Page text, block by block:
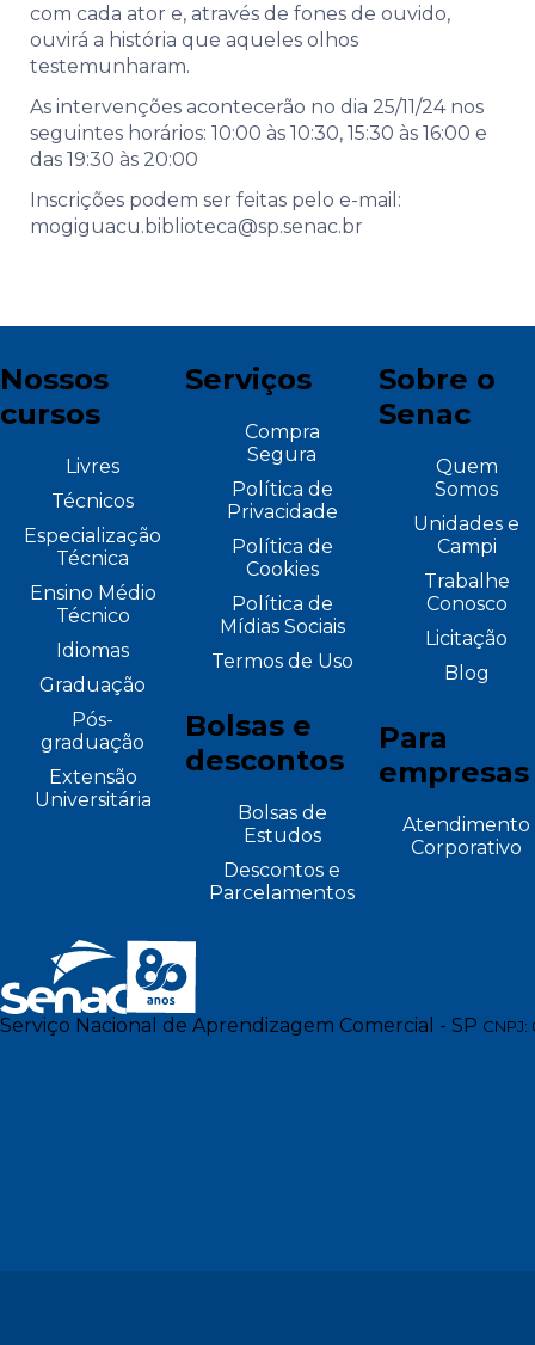
com cada ator e, através de fones de ouvido,
ouvirá a história que aqueles olhos
testemunharam.
As intervenções acontecerão no dia 25/11/24 nos
seguintes horários: 10:00 às 10:30, 15:30 às 16:00 e
das 19:30 às 20:00
Inscrições podem ser feitas pelo e-mail:
mogiguacu.biblioteca@sp.senac.br
Nossos
cursos
Livres
Técnicos
Especialização
Técnica
Ensino Médio
Técnico
Idiomas
Graduação
Pós-
graduação
Extensão
Universitária
Serviços
Compra
Segura
Política de
Privacidade
Política de
Cookies
Política de
Mídias Sociais
Termos de Uso
Bolsas e
descontos
Bolsas de
Estudos
Descontos e
Parcelamentos
Sobre o
Senac
Quem
Somos
Unidades e
Campi
Trabalhe
Conosco
Licitação
Blog
Para
empresas
Atendimento
Corporativo
Serviço Nacional de Aprendizagem Comercial - SP